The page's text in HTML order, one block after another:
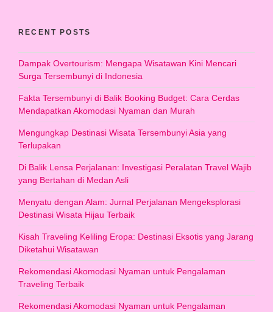
RECENT POSTS
Dampak Overtourism: Mengapa Wisatawan Kini Mencari
Surga Tersembunyi di Indonesia
Fakta Tersembunyi di Balik Booking Budget: Cara Cerdas
Mendapatkan Akomodasi Nyaman dan Murah
Mengungkap Destinasi Wisata Tersembunyi Asia yang
Terlupakan
Di Balik Lensa Perjalanan: Investigasi Peralatan Travel Wajib
yang Bertahan di Medan Asli
Menyatu dengan Alam: Jurnal Perjalanan Mengeksplorasi
Destinasi Wisata Hijau Terbaik
Kisah Traveling Keliling Eropa: Destinasi Eksotis yang Jarang
Diketahui Wisatawan
Rekomendasi Akomodasi Nyaman untuk Pengalaman
Traveling Terbaik
Rekomendasi Akomodasi Nyaman untuk Pengalaman